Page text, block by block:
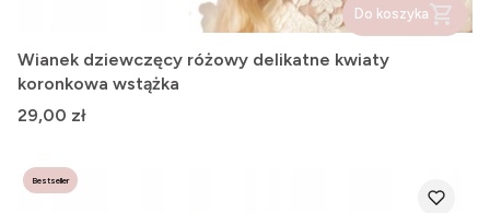
Do koszyka
Wianek dziewczęcy różowy delikatne kwiaty
koronkowa wstążka
Cena
29,00 zł
Bestseller